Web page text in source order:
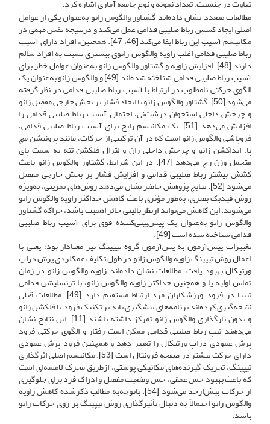
تفاوت در جنسیت، تعداد نمونه و نوع جامعه آماری اشاره کرد.
مطالعات متعدد نشان داده‌اند گشتاور والگوس زانو به‌عنوان یکی از عوامل
اصلی ایجاد کشش رباط صلیبی قدامی عمل می‌کند و در‌نتیجه نقش مهمی در
مکانیسم آسیب این رباط ایفا می‌کند [46، 47]. همچنین، افراد دارای آسیب
رباط صلیبی قدامی اغلب زاویه والگوس زانوی بیشتری نسبت به افراد سالم
دارند [48]. افزایش زاویه و گشتاور والگوس زانو به‌عنوان عوامل خطر برای
آسیب رباط صلیبی قدامی شناخته شده‌اند [49] و والگوس زانو به‌عنوان یک
الگوی حرکتی نامطلوب در ارتباط با آسیب رباط صلیبی قدامی در نظر گرفته
می‌شود [50]. گشتاور والگوس زانو با ایجاد فشار بر بخش خارجی مفصل زانو
و چرخش داخلی استخوان درشت‌نی، احتمال آسیب رباط صلیبی قدامی را
افزایش می‌دهد [51]. یک مکانیسم رایج برای آسیب رباط صلیبی قدامی،
فروپاشی والگوس زانو است که در آن ترکیبی از حرکات، مانند پرونیشن مچ
پا، ابداکشن زانو و چرخش داخلی ران و لترال فلکشن تنه به سمت پای
متحمل وزن رخ می‌دهد [47]. در این شرایط، گشتاور والگوس زانو باعث
کشش بیشتر رباط صلیبی قدامی و افزایش فشار بر بخش خارجی مفصل
می‌شود [52]. نتایج پژوهش حاضر نشان می‌دهد روش‌های تمرینی، به‌ویژه
روش فیدبک بصری، به‌طور مؤثری باعث کاهش حداکثر زاویه والگوس زانو
می‌شوند. این کاهش می‌تواند از‌نظر بالینی حائز اهمیت باشد، چراکه گشتاور
والگوس زانو به‌عنوان یک پیش‌بینی‌کننده قوی برای آسیب رباط صلیبی
قدامی شناخته شده است [49].
تغییرات پیش‌آزمون به پس‌آزمون گروه تیپینگ نیز معنادار بود؛ یعنی با
اعمال روش تیپینگ زاویه والگوس زانو در طول تکلیف عمکلردی پرش دراپ
ورتیکال بهبود یافت. مطالعات نشان داده‌اند زاویه والگوس زانو در زمان
تماس اولیه پا و همچنین حداکثر زاویه والگوس زانو، با ترنسلیشن قدامی
تیبیا در فرود ورزشکاران مرد ارتباط مستقیم دارد [49]. مطالعات قبلی
نتیجه‌گیری کرده‌اند برنامه‌های پیشگیری باید بر تکنیک فرود با فلکشن زانو
و بدون بارگذاری والگوس زانو تمرکز داشته باشند [11]. این نتایج نشان
می‌دهند تیپ رباط صلیبی قدامی ممکن است رفتار و الگوی حرکتی فرود
پرش عمودی دراپ ورتیکال را تغییر دهد و همچنین فرود پرش عمودی
دارای حرکت بیشتر در صفحه فرونتال است [53]. مکانیسم اصلی اثرگذاری
تیپینگ، تحریک گیرنده‌های مکانیکی پوستی، از‌طریق محرک لامسه‌ای است
که باعث بهبود حس عمقی، حس وضعیت مفصل و ادراک فرد برای جلوگیری
از حرکات بیش‌از‌حد می‌شود [54]. با‌توجه‌به مطالب ذکر‌شده کاهش زاویه
والگوس زانو احتمالاً به دنبال تأثیر‌گذاری روش تیپینگ بر روی حرکات زانو
باشد.